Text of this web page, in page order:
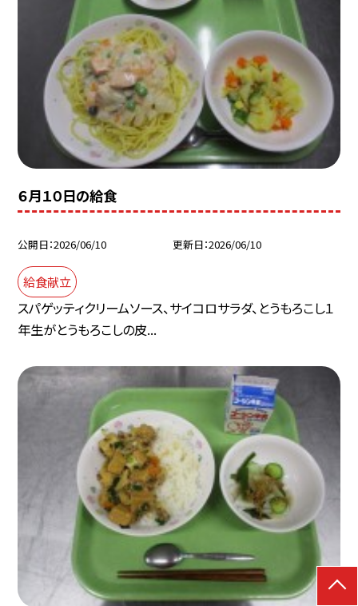
６月１０日の給食
公開日 2026/06/10 更新日 2026/06/10
給食献立
スパゲッティクリームソース、サイコロサラダ、とうもろこし１
年生がとうもろこしの皮...